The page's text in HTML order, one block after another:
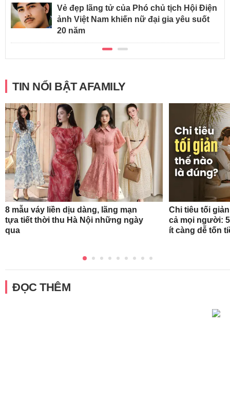
Vẻ đẹp lãng tử của Phó chủ tịch Hội Điện
ảnh Việt Nam khiến nữ đại gia yêu suốt
20 năm
TIN NỔI BẬT AFAMILY
8 mẫu váy liền dịu dàng, lãng mạn
tựa tiết thời thu Hà Nội những ngày
qua
Chi tiêu tối
cả mọi người:
ít càng dễ tốn
ĐỌC THÊM